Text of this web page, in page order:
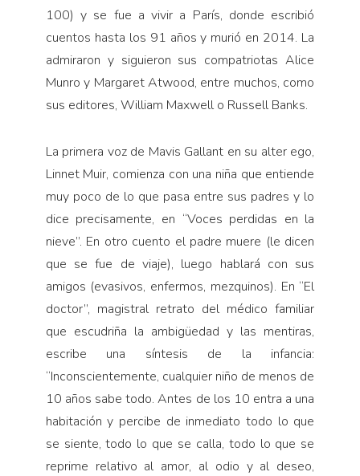
100) y se fue a vivir a París, donde escribió
cuentos hasta los 91 años y murió en 2014. La
admiraron y siguieron sus compatriotas Alice
Munro y Margaret Atwood, entre muchos, como
sus editores, William Maxwell o Russell Banks.
La primera voz de Mavis Gallant en su alter ego,
Linnet Muir, comienza con una niña que entiende
muy poco de lo que pasa entre sus padres y lo
dice precisamente, en “Voces perdidas en la
nieve”. En otro cuento el padre muere (le dicen
que se fue de viaje), luego hablará con sus
amigos (evasivos, enfermos, mezquinos). En “El
doctor”, magistral retrato del médico familiar
que escudriña la ambigüedad y las mentiras,
escribe una síntesis de la infancia:
“Inconscientemente, cualquier niño de menos de
10 años sabe todo. Antes de los 10 entra a una
habitación y percibe de inmediato todo lo que
se siente, todo lo que se calla, todo lo que se
reprime relativo al amor, al odio y al deseo,